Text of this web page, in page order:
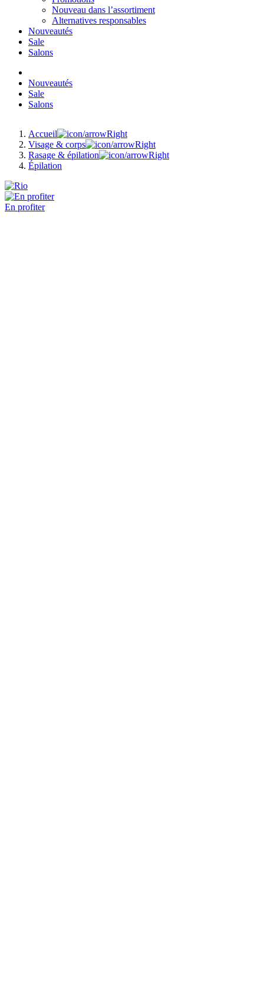
Nouveau dans l’assortiment
Alternatives responsables
Nouveautés
Sale
Salons
Nouveautés
Sale
Salons
Accueil
Visage & corps
Rasage & épilation
Épilation
En profiter